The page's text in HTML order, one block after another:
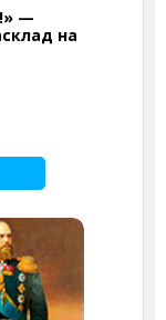
—
на